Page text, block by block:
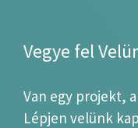
Vegye fel
Van egy projekt,
Lépjen velünk